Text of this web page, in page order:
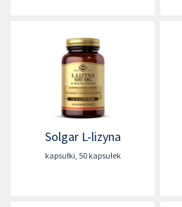
Solgar L-lizyna
kapsułki, 50 kapsułek